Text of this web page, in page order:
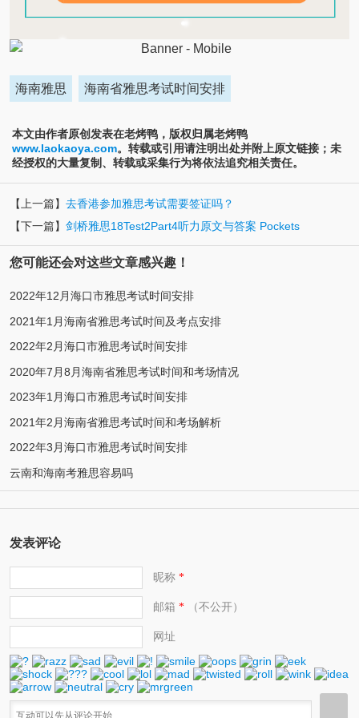
海南雅思 海南省雅思考试时间安排
本文由作者原创发表在老烤鸭，版权归属老烤鸭
www.laokaoya.com。转载或引用请注明出处并附上原文链接；未
经授权的大量复制、转载或采集行为将依法追究相关责任。
【上一篇】 去香港参加雅思考试需要签证吗？
【下一篇】 剑桥雅思18Test2Part4听力原文与答案 Pockets
您可能还会对这些文章感兴趣！
2022年12月海口市雅思考试时间安排
2021年1月海南省雅思考试时间及考点安排
2022年2月海口市雅思考试时间安排
2020年7月8月海南省雅思考试时间和考场情况
2023年1月海口市雅思考试时间安排
2021年2月海南省雅思考试时间和考场解析
2022年3月海口市雅思考试时间安排
云南和海南考雅思容易吗
发表评论
昵称*
邮箱 *（不公开）
网址